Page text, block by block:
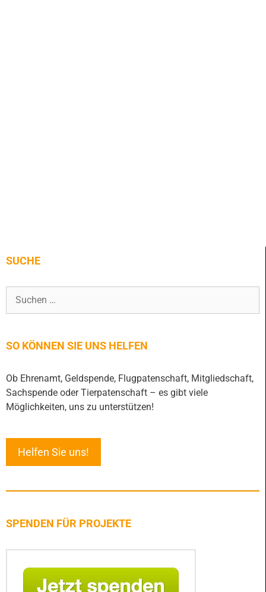
SUCHE
SO KÖNNEN SIE UNS HELFEN
Ob Ehrenamt, Geldspende, Flugpatenschaft, Mitgliedschaft,
Sachspende oder Tierpatenschaft – es gibt viele
Möglichkeiten, uns zu unterstützen!
Helfen Sie uns!
SPENDEN FÜR PROJEKTE